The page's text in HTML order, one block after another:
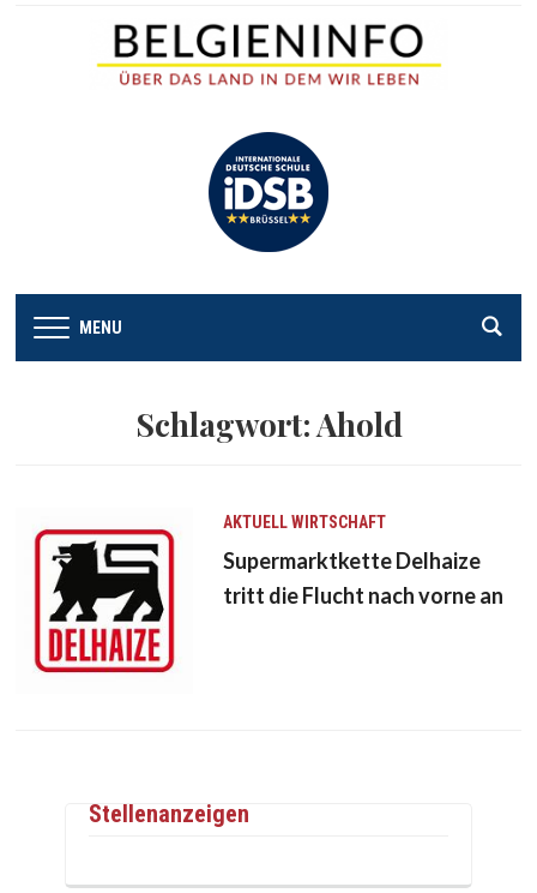
MENU
Schlagwort:Ahold
AKTUELLWIRTSCHAFT
Supermarktkette Delhaize
tritt die Flucht nach vorne an
Stellenanzeigen